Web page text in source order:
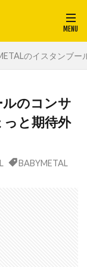
のイスタンブ
のコンサ
と期待外
BABYMETAL